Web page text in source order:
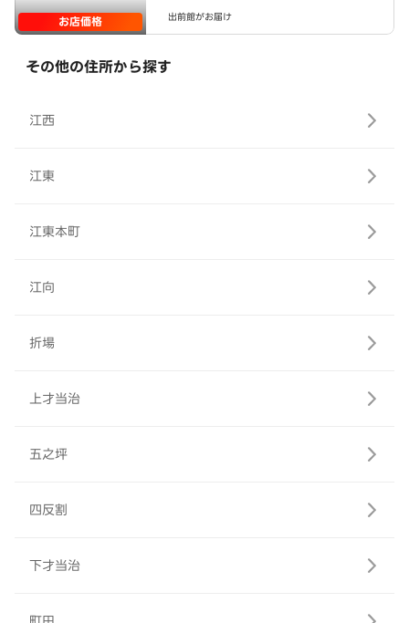
お店価格 出前館がお届け
その他の住所から探す
江西
江東
江東本町
江向
折場
上才当治
五之坪
四反割
下才当治